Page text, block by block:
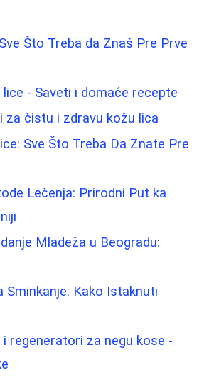
Što Treba da Znaš Pre Prve
lice - Saveti i domaće recepte
za čistu i zdravu kožu lica
Sve Što Treba Da Znate Pre
Lečenja: Prirodni Put ka
Mladeža u Beogradu:
Sminkanje: Kako Istaknuti
regeneratori za negu kose -